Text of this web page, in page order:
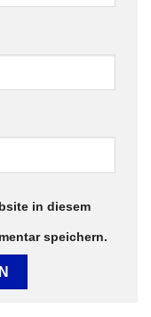
in diesem
speichern.